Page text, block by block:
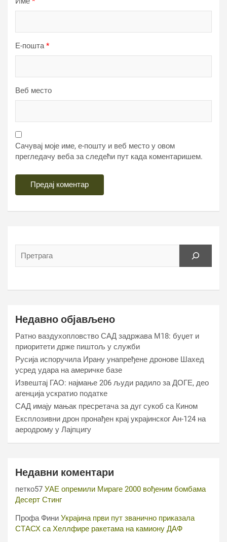
Е-пошта*
Веб место
Сачувај моје име, е-пошту и веб место у овом
прегледачу веба за следећи пут када коментаришем.
Недавно објављено
Ратно ваздухопловство САД задржава М18: буџет и
приоритети држе пиштољ у служби
Русија испоручила Ирану унапређене дронове Шахед
усред удара на америчке базе
Извештај ГАО: најмање 206 људи радило за ДОГЕ, део
агенција ускратио податке
САД имају мањак пресретача за дуг сукоб са Кином
Експлозивни дрон пронађен крај украјинског Ан-124 на
аеродрому у Лајпцигу
Недавни коментари
петко57 УАЕ опремили Мираге 2000 вођеним бомбама
Десерт Стинг
Профа Фини Украјина први пут званично приказала
СТАСХ са Хеллфире ракетама на камиону ДАФ